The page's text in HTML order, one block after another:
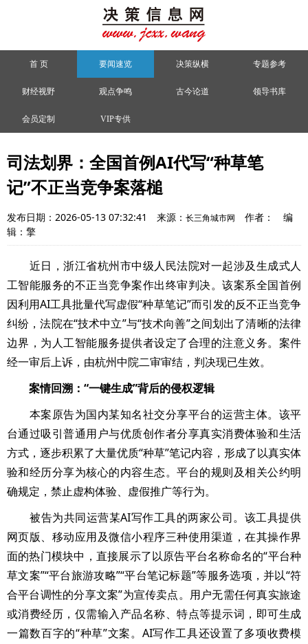
首 页 要闻速览 决策纵横 专题参考
财经视野 观点争鸣 古今论道 领导书库
会员定制 VIP专供
司法划界：全国首例AI代写“种草笔
记”不正当竞争案落槌
发布日期：2026-05-13 07:32:41 来源： 长三角城市网 作者：
编
辑：擎
近日，浙江省杭州市中级人民法院对一起涉及生成式人
工智能服务的不正当竞争案作出终审判决。该案系全国首例
因利用AI工具批量代写虚假“种草笔记”而引发的反不正当竞争
纠纷，法院在“技术中立”与“技术向善”之间划出了清晰的法律
边界，为人工智能服务提供者设定了合理的注意义务。案件
经一审后上诉，由杭州中院二审审结，判决现已生效。
案情回溯：“一键生成”背后的侵权逻辑
本案原告为国内某知名社交分享平台的运营主体。该平
台通过吸引普通用户与优质创作者分享真实消费体验和生活
方式，逐步积累了大量优质“种草”笔记内容，形成了以真实体
验和经历分享为核心的内容生态。平台的规则及相关公约明
确规定，禁止虚构体验、虚假推广等行为。
被告为共同运营某AI写作工具的两家公司。该工具提供
网页版、移动应用及微信小程序三种使用渠道，在其操作界
面的热门模块中，直接展示了以原告平台名称命名的“平台种
草文案”“平台旅游攻略”“平台笔记标题”等服务选项，并以“符
合平台调性的分享文案”为宣传卖点。用户无需任何真实旅途
或消费经历，仅需输入产品名称、特点等提示词，即可生成
一篇数百字的“种草”文案。AI写作工具还设置了多项收费模